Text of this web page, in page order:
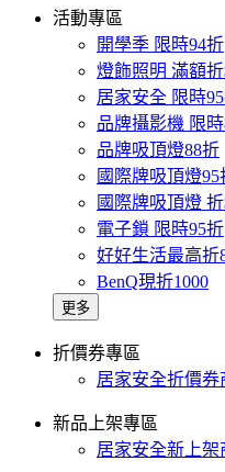
活動專區
開學季 限時94折
燈飾照明 滿額折
居家安全 限時
品牌攝影機 限
品牌吸頂燈88折
國際牌吸頂燈95
國際牌吸頂燈
電子鎖 限時95折
好好生活最高折
BenQ現折1000
更多
折價券專區
居家安全折價券
新品上架專區
居家安全新上架